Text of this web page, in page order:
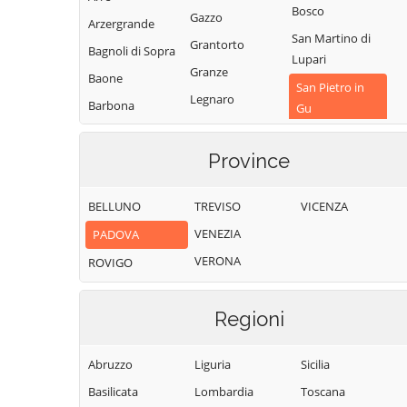
Arzergrande
Bagnoli di Sopra
Baone
Barbona
Battaglia Terme
Borgoricco
Bovolenta
Brugine
Campodarsego
Campodoro
Gazzo
Grantorto
Granze
Legnaro
Limena
Loreggia
Maserà di
Padova
Masi
Massanzago
Megliadino San
Vitale
Merlara
Mestrino
Bosco
San Martino di
Lupari
San Pietro in
Gu
San Pietro
Piove di Sacco
Santa Caterina
Colle
Province
BELLUNO
PADOVA
ROVIGO
TREVISO
VENEZIA
VERONA
VICENZA
Regioni
Abruzzo
Basilicata
Liguria
Lombardia
Sicilia
Toscana